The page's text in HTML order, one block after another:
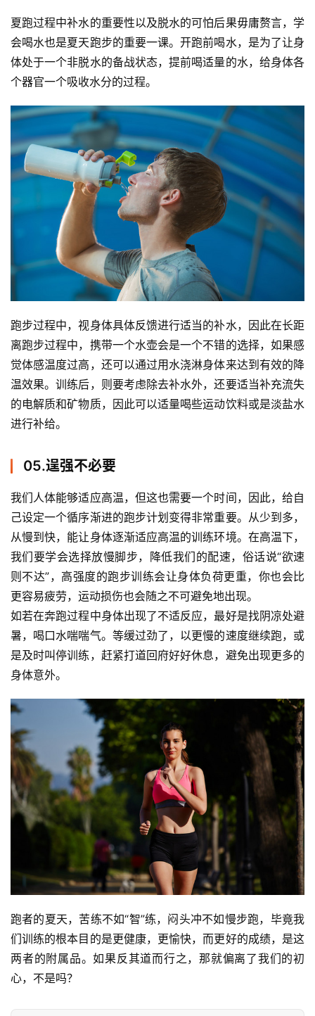
装
备
练
视
频
用
选
运
动
集
夏跑过程中补水的重要性以及脱水的可怕后果毋庸赘言，学
会喝水也是夏天跑步的重要一课。开跑前喝水，是为了让身
体处于一个非脱水的备战状态，提前喝适量的水，给身体各
个器官一个吸收水分的过程。
跑步过程中，视身体具体反馈进行适当的补水，因此在长距
离跑步过程中，携带一个水壶会是一个不错的选择，如果感
觉体感温度过高，还可以通过用水浇淋身体来达到有效的降
温效果。训练后，则要考虑除去补水外，还要适当补充流失
的电解质和矿物质，因此可以适量喝些运动饮料或是淡盐水
进行补给。
05.逞强不必要
我们人体能够适应高温，但这也需要一个时间，因此，给自
己设定一个循序渐进的跑步计划变得非常重要。从少到多，
从慢到快，能让身体逐渐适应高温的训练环境。在高温下，
我们要学会选择放慢脚步，降低我们的配速，俗话说“欲速
则不达”，高强度的跑步训练会让身体负荷更重，你也会比
更容易疲劳，运动损伤也会随之不可避免地出现。
如若在奔跑过程中身体出现了不适反应，最好是找阴凉处避
暑，喝口水喘喘气。等缓过劲了，以更慢的速度继续跑，或
是及时叫停训练，赶紧打道回府好好休息，避免出现更多的
身体意外。
跑者的夏天，苦练不如“智”练，闷头冲不如慢步跑，毕竟我
们训练的根本目的是更健康，更愉快，而更好的成绩，是这
两者的附属品。如果反其道而行之，那就偏离了我们的初
心，不是吗？